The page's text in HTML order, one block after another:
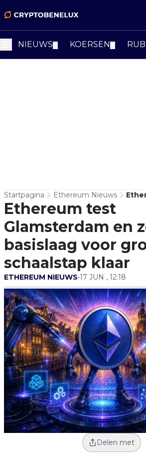
NIEUWS KOERSEN
Startpagina Ethereum Nieuws
Ethereum test
Glamsterdam en
basislaag voor
schaalstap klaar
ETHEREUM NIEUWS•17 JUN , 12:18
Delen met